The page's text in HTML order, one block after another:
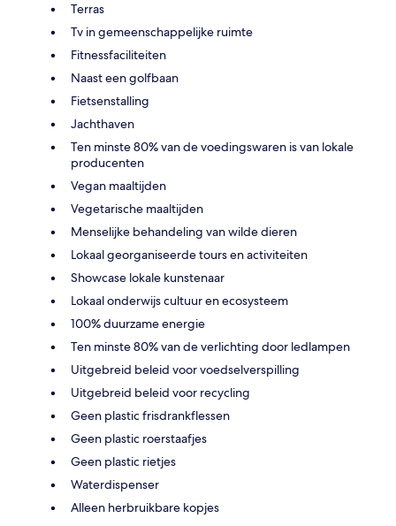
Terras
Tv in gemeenschappelijke ruimte
Fitnessfaciliteiten
Naast een golfbaan
Fietsenstalling
Jachthaven
Ten minste 80% van de voedingswaren is van lokale
producenten
Vegan maaltijden
Vegetarische maaltijden
Menselijke behandeling van wilde dieren
Lokaal georganiseerde tours en activiteiten
Showcase lokale kunstenaar
Lokaal onderwijs cultuur en ecosysteem
100% duurzame energie
Ten minste 80% van de verlichting door ledlampen
Uitgebreid beleid voor voedselverspilling
Uitgebreid beleid voor recycling
Geen plastic frisdrankflessen
Geen plastic roerstaafjes
Geen plastic rietjes
Waterdispenser
Alleen herbruikbare kopjes